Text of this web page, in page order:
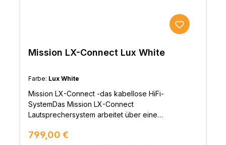
Mission LX-Connect Lux White
Farbe: Lux White
Mission LX-Connect -das kabellose HiFi-
SystemDas Mission LX-Connect
Lautsprechersystem arbeitet über eine
ganz ohne störende Kabel.Die Lautsprecher sind
Regulärer Preis:
799,00 €